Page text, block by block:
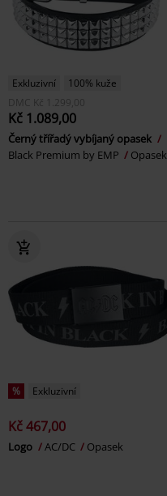
Exkluzivní
100% kuže
DMC
Kč 1.299,00
Kč 1.089,00
Černý třířadý vybíjaný opasek
Black Premium by EMP
Opasek
% Exkluzivní
Kč 467,00
Logo AC/DC Opasek